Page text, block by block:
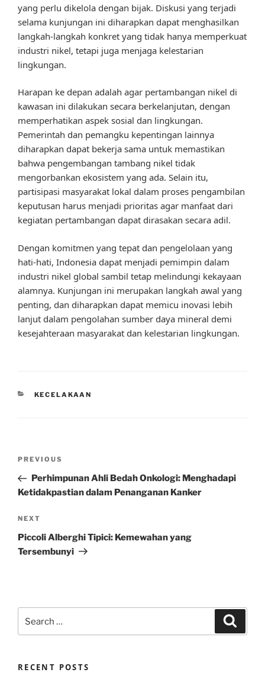
yang perlu dikelola dengan bijak. Diskusi yang terjadi
selama kunjungan ini diharapkan dapat menghasilkan
langkah-langkah konkret yang tidak hanya memperkuat
industri nikel, tetapi juga menjaga kelestarian
lingkungan.
Harapan ke depan adalah agar pertambangan nikel di
kawasan ini dilakukan secara berkelanjutan, dengan
memperhatikan aspek sosial dan lingkungan.
Pemerintah dan pemangku kepentingan lainnya
diharapkan dapat bekerja sama untuk memastikan
bahwa pengembangan tambang nikel tidak
mengorbankan ekosistem yang ada. Selain itu,
partisipasi masyarakat lokal dalam proses pengambilan
keputusan harus menjadi prioritas agar manfaat dari
kegiatan pertambangan dapat dirasakan secara adil.
Dengan komitmen yang tepat dan pengelolaan yang
hati-hati, Indonesia dapat menjadi pemimpin dalam
industri nikel global sambil tetap melindungi kekayaan
alamnya. Kunjungan ini merupakan langkah awal yang
penting, dan diharapkan dapat memicu inovasi lebih
lanjut dalam pengolahan sumber daya mineral demi
kesejahteraan masyarakat dan kelestarian lingkungan.
CATEGORIES
KECELAKAAN
Previous
Post
PREVIOUS
Perhimpunan Ahli Bedah Onkologi: Menghadapi
Ketidakpastian dalam Penanganan Kanker
Next
Post
NEXT
Piccoli Alberghi Tipici: Kemewahan yang
Tersembunyi
for:
RECENT POSTS